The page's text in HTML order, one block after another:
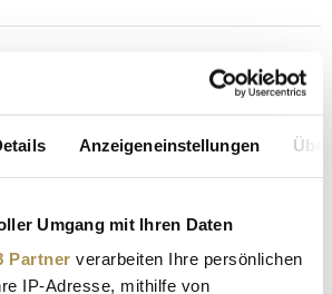
Anzeigeneinstellungen
Umgang mit Ihren Daten
Partner verarbeiten Ihre persönlichen
IP-Adresse, mithilfe von
Geplant ist die Eröffnung der 358
Herberge im Frühjahr 2025.